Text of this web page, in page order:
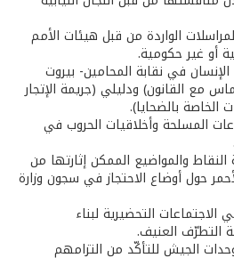
الواردة من قبل هيئات الأمم
أو غير حكومية.
في نقابة المحامين- بيروت
مع القانون) ودليلي (جريمة الإتجار
الخاصة بالضحايا).
المسلحة وأخلاقيات الحروب في
والمواضيع الممكن إثارتها من
حول أوضاع الاحتجاز في سجون وزارة
التحضيرية لبناء
التطرّف العنيف.
الجيش للتأكّد من التزامهم